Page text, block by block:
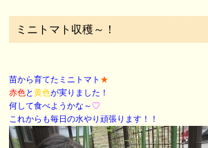
ミニトマト収穫～！
苗から育てたミニトマト ★
赤色と黄色が実りました！
何して食べようかな～ ♡
これからも毎日の水やり頑張ります！！